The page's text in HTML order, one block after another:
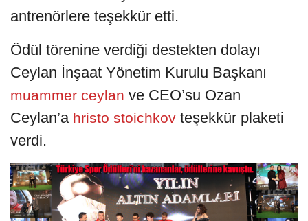
antrenörlere teşekkür etti.
Ödül törenine verdiği destekten dolayı
Ceylan İnşaat Yönetim Kurulu Başkanı
muammer ceylan ve CEO’su Ozan
Ceylan’a hristo stoichkov teşekkür plaketi
verdi.